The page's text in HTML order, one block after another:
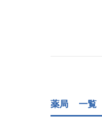
薬局 一覧